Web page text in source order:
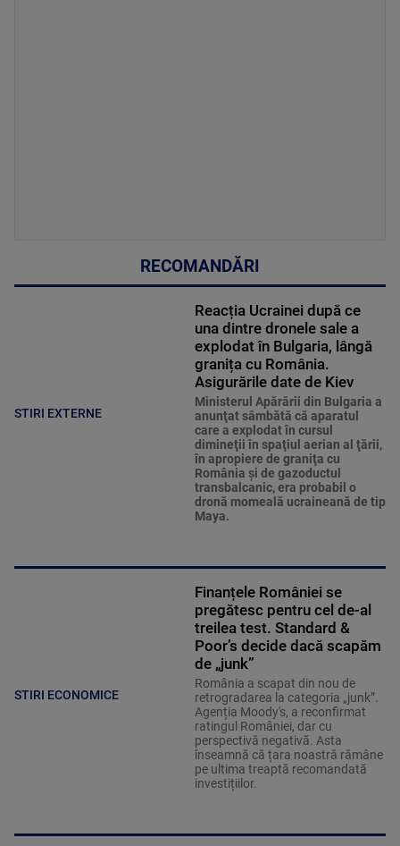
RECOMANDĂRI
STIRI EXTERNE
Reacția Ucrainei după ce
una dintre dronele sale a
explodat în Bulgaria, lângă
granița cu România.
Asigurările date de Kiev
Ministerul Apărării din Bulgaria a
anunţat sâmbătă că aparatul
care a explodat în cursul
dimineţii în spaţiul aerian al ţării,
în apropiere de graniţa cu
România şi de gazoductul
transbalcanic, era probabil o
dronă momeală ucraineană de tip
Maya.
STIRI ECONOMICE
Finanțele României se
pregătesc pentru cel de-al
treilea test. Standard &
Poor’s decide dacă scapăm
de „junk”
România a scapat din nou de
retrogradarea la categoria „junk”.
Agenția Moody's, a reconfirmat
ratingul României, dar cu
perspectivă negativă. Asta
înseamnă că țara noastră rămâne
pe ultima treaptă recomandată
investițiilor.